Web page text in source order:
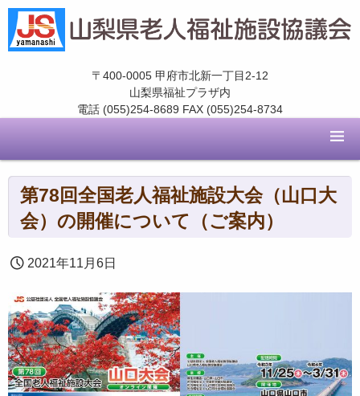
〒400-0005 甲府市北新一丁目2-12
山梨県福祉プラザ内
電話 (055)254-8689 FAX (055)254-8734
第78回全国老人福祉施設大会（山口大
会）の開催について（ご案内）
2021年11月6日